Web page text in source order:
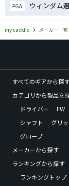
PGA ウィンダム
my caddie メーカー一覧
すべてのギアから探
カテゴリから製品を
ドライバー
FW
シャフト
グリ
グローブ
メーカーから探す
ランキングから探す
ランキングトップ